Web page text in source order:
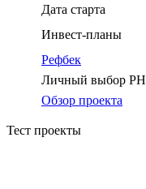
Дата старта
Инвест-планы
Рефбек
Личный выбор PH
Обзор проекта
Тест проекты